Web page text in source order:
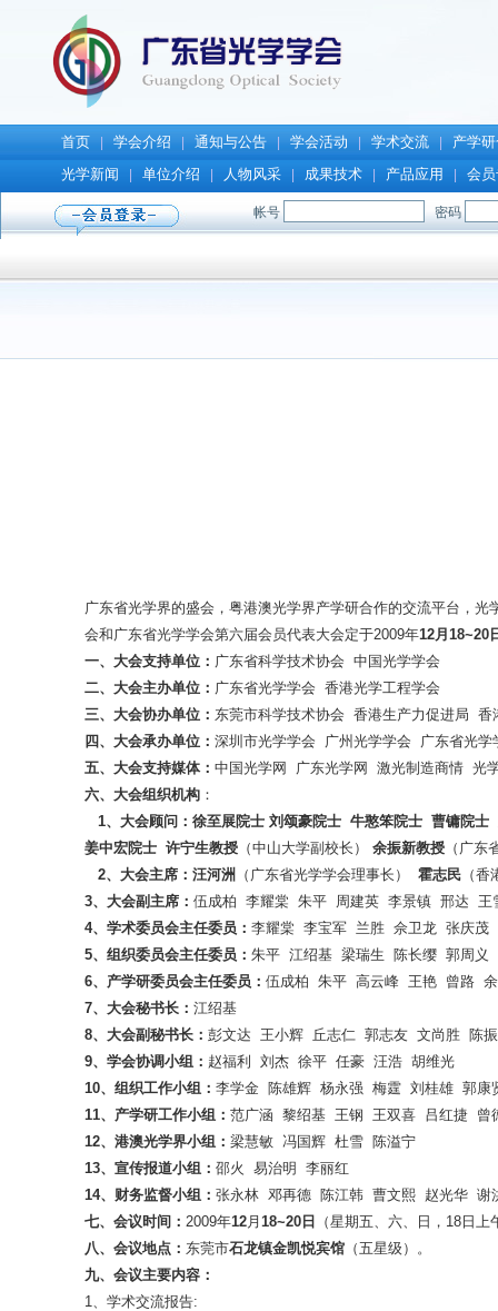
首页 学会介绍 通知与公告 学会活动 学术交流
产学
光学新闻
单位介绍 人物风采 成果技术 产品应用 会
广东省光学界的盛会，粤港澳光学界产学研合作的交流平台，
会和广东省光学学会第六届会员代表大会定于2009年12月 18~20
一、大会支持单位： 广东省科学技术协会 中国光学学会
二、大会主办单位： 广东省光学学会 香港光学工程学会
三、大会协办单位： 东莞市科学技术协会 香港生产力促进局 香
四、大会承办单位： 深圳市光学学会 广州光学学会 广东省光
五、大会支持媒体： 中国光学网 广东光学网 激光制造商情 光
六、 大会组织机构 ：
1、大会顾问： 徐至展院士 刘颂豪院士 牛憨笨院士 曹镛院士
姜中宏院士 许宁生教授 （中山大学副校长） 余振新教授 （广东
2、大会主席： 汪河洲 （广东省光学学会理事长） 霍志民 （
3、大会副主席： 伍成柏 李耀棠 朱平 周建英 李景镇 邢达 王
4、 学术委员会主任委员： 李耀棠 李宝军 兰胜 佘卫龙 张庆
5、组织委员会主任委员： 朱平 江绍基 梁瑞生 陈长缨 郭周义
6、产学研委员会主任委员： 伍成柏 朱平 高云峰 王艳 曾路
7、大会秘书长： 江绍基
8、大会副秘书长： 彭文达 王小辉 丘志仁 郭志友 文尚胜 陈
9、学会协调小组： 赵福利 刘杰 徐平 任豪 汪浩 胡维光
10、组织工作小组： 李学金 陈雄辉 杨永强 梅霆 刘桂雄 郭
11、产学研工作小组： 范广涵 黎绍基 王钢 王双喜 吕红捷
12、港澳光学界小组： 梁慧敏 冯国辉 杜雪 陈溢宁
13、宣传报道小组： 邵火 易治明 李丽红
14、财务监督小组： 张永林 邓再德 陈江韩 曹文熙 赵光华 谢
七、 会议时间： 2009年12月 18~20 日
（星期五、六、日，18日
八、 会议地点： 东莞市石龙镇金凯悦宾馆 （五星级）。
九、 会议主要内容 ：
1、学术交流报告: